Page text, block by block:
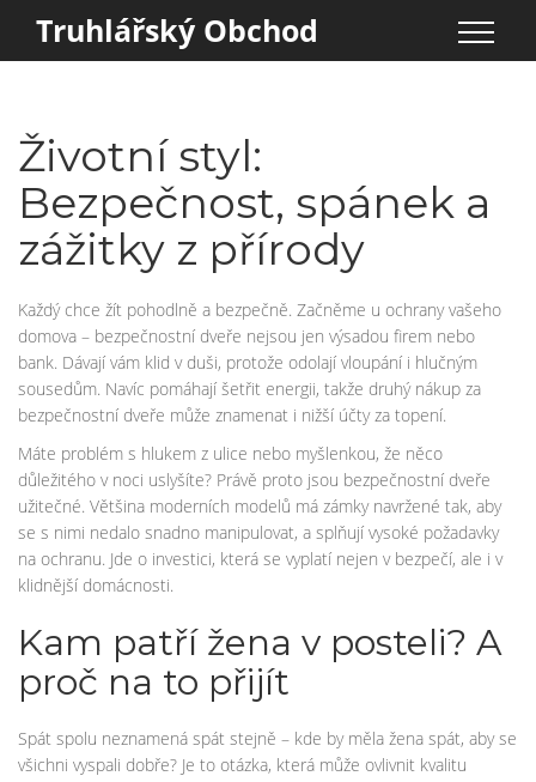
Truhlářský Obchod
Životní styl:
Bezpečnost, spánek a
zážitky z přírody
Každý chce žít pohodlně a bezpečně. Začněme u ochrany vašeho
domova – bezpečnostní dveře nejsou jen výsadou firem nebo
bank. Dávají vám klid v duši, protože odolají vloupání i hlučným
sousedům. Navíc pomáhají šetřit energii, takže druhý nákup za
bezpečnostní dveře může znamenat i nižší účty za topení.
Máte problém s hlukem z ulice nebo myšlenkou, že něco
důležitého v noci uslyšíte? Právě proto jsou bezpečnostní dveře
užitečné. Většina moderních modelů má zámky navržené tak, aby
se s nimi nedalo snadno manipulovat, a splňují vysoké požadavky
na ochranu. Jde o investici, která se vyplatí nejen v bezpečí, ale i v
klidnější domácnosti.
Kam patří žena v posteli? A
proč na to přijít
Spát spolu neznamená spát stejně – kde by měla žena spát, aby se
všichni vyspali dobře? Je to otázka, která může ovlivnit kvalitu